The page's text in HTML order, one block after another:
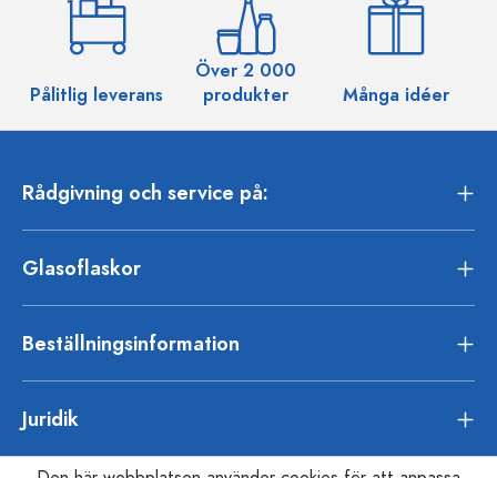
Pålitlig leverans
Över 2 000
produkter
Många idéer
Rådgivning och service på:
Glasoflaskor
Beställningsinformation
Juridik